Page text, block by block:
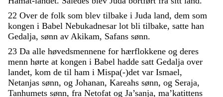
22 Over de folk som blev tilbake i Juda land, dem som
kongen i Babel Nebukadnesar lot bli tilbake, satte han
Gedalja, sønn av Akikam, Safans sønn.
23 Da alle høvedsmennene for hærflokkene og deres
menn hørte at kongen i Babel hadde satt Gedalja over
landet, kom de til ham i Mispa(-)det var Ismael,
Netanjas sønn, og Johanan, Kareahs sønn, og Seraja,
Tanhumets sønn, fra Netofat og Ja’sanja, ma’katittens